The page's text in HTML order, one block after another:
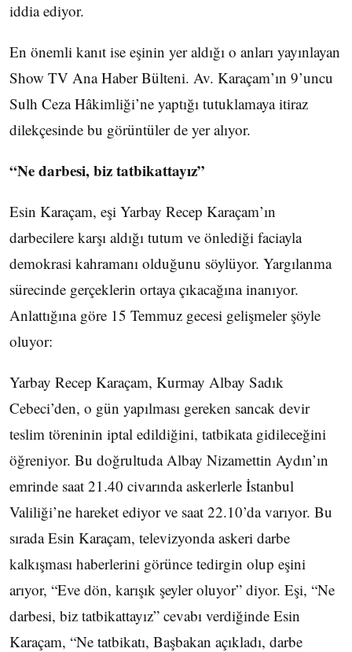
iddia ediyor.
En önemli kanıt ise eşinin yer aldığı o anları yayınlayan
Show TV Ana Haber Bülteni. Av. Karaçam’ın 9’uncu
Sulh Ceza Hâkimliği’ne yaptığı tutuklamaya itiraz
dilekçesinde bu görüntüler de yer alıyor.
“Ne darbesi, biz tatbikattayız”
Esin Karaçam, eşi Yarbay Recep Karaçam’ın
darbecilere karşı aldığı tutum ve önlediği faciayla
demokrasi kahramanı olduğunu söylüyor. Yargılanma
sürecinde gerçeklerin ortaya çıkacağına inanıyor.
Anlattığına göre 15 Temmuz gecesi gelişmeler şöyle
oluyor:
Yarbay Recep Karaçam, Kurmay Albay Sadık
Cebeci’den, o gün yapılması gereken sancak devir
teslim töreninin iptal edildiğini, tatbikata gidileceğini
öğreniyor. Bu doğrultuda Albay Nizamettin Aydın’ın
emrinde saat 21.40 civarında askerlerle İstanbul
Valiliği’ne hareket ediyor ve saat 22.10’da varıyor. Bu
sırada Esin Karaçam, televizyonda askeri darbe
kalkışması haberlerini görünce tedirgin olup eşini
arıyor, “Eve dön, karışık şeyler oluyor” diyor. Eşi, “Ne
darbesi, biz tatbikattayız” cevabı verdiğinde Esin
Karaçam, “Ne tatbikatı, Başbakan açıkladı, darbe